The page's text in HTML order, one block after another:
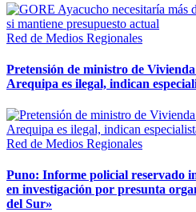
Red de Medios Regionales
Pretensión de ministro de
Arequipa es ilegal, indican
Red de Medios Regionales
Puno: Informe policial reservado
en investigación por presunta
del Sur»